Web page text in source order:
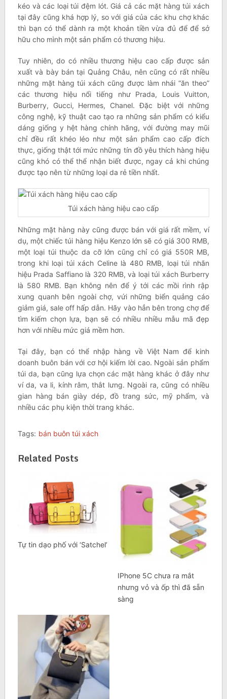
kéo và các loại túi đệm lót. Giá cả các mặt hàng túi xách
tại đây cũng khá hợp lý, so với giá của các khu chợ khác
thì bạn có thể dành ra một khoản tiền vừa đủ để để sở
hữu cho mình một sản phẩm có thương hiệu.
Tuy nhiên, do có nhiều thương hiệu cao cấp được sản
xuất và bày bán tại Quảng Châu, nên cũng có rất nhiều
những mặt hàng túi xách cũng được làm nhái “ăn theo”
các thương hiệu nổi tiếng như Prada, Louis Vuitton,
Burberry, Gucci, Hermes, Chanel. Đặc biệt với những
công nghệ, kỹ thuật cao tạo ra những sản phẩm có kiểu
dáng giống y hệt hàng chính hãng, với đường may mũi
chỉ đều rất khéo léo như một sản phẩm cao cấp đích
thực, giống thật tới mức những tín đồ yêu thích hàng hiệu
cũng khó có thể thể nhận biết được, ngay cả khi chúng
được tạo nên từ những loại da rẻ tiền nhất.
Túi xách hàng hiệu cao cấp
Những mặt hàng này cũng được bán với giá rất mềm, ví
dụ, một chiếc túi hàng hiệu Kenzo lớn sẽ có giá 300 RMB,
một loại túi thuộc da cỡ lớn cũng chỉ có giá 550R MB,
trong khi loại túi xách Celine là 480 RMB, loại túi nhãn
hiệu Prada Saffiano là 320 RMB, và loại túi xách Burberry
là 580 RMB. Bạn không nên để ý tới các mồi rình rập
xung quanh bên ngoài chợ, vứi những biển quảng cáo
giảm giá, sale off hấp dẫn. Hãy vào hẳn bên trong chợ để
tìm kiếm chọn lựa, bạn sẽ có nhiều nhiều mẫu mã đẹp
hơn với nhiều mức giá mềm hơn.
Tại đây, bạn có thể nhập hàng về Việt Nam để kinh
doanh buôn bán với cơ hội kiếm lời cao. Ngoài sản phẩm
túi da, bạn cũng lựa chọn các mặt hàng khác ở đây như
ví da, va li, kính râm, thắt lưng. Ngoài ra, cũng có nhiều
gian hàng bán giày dép, đồ trang sức, mỹ phẩm, và
nhiều các phụ kiện thời trang khác.
Tags: bán buôn túi xách
Related Posts
Tự tin dạo phố với ‘Satchel’
IPhone 5C chưa ra mắt
nhưng vỏ và ốp thì đã sẵn
sàng